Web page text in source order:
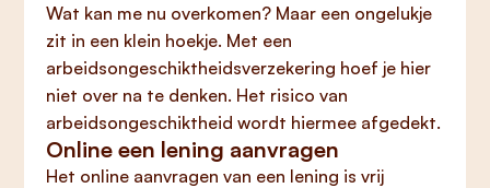
Wat kan me nu overkomen? Maar een ongelukje
zit in een klein hoekje. Met een
arbeidsongeschiktheidsverzekering hoef je hier
niet over na te denken. Het risico van
arbeidsongeschiktheid wordt hiermee afgedekt.
Online een lening aanvragen
Het online aanvragen van een lening is vrij